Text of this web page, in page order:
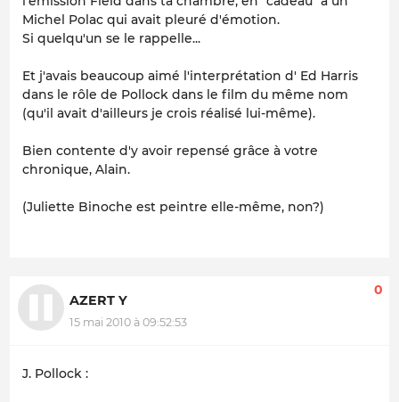
Michel Polac qui avait pleuré d'émotion.
Si quelqu'un se le rappelle...
Et j'avais beaucoup aimé l'interprétation d' Ed Harris
dans le rôle de Pollock dans le film du même nom
(qu'il avait d'ailleurs je crois réalisé lui-même).
Bien contente d'y avoir repensé grâce à votre
chronique, Alain.
(Juliette Binoche est peintre elle-même, non?)
AZERT Y
15 mai 2010 à 09:52:53
0
J. Pollock :